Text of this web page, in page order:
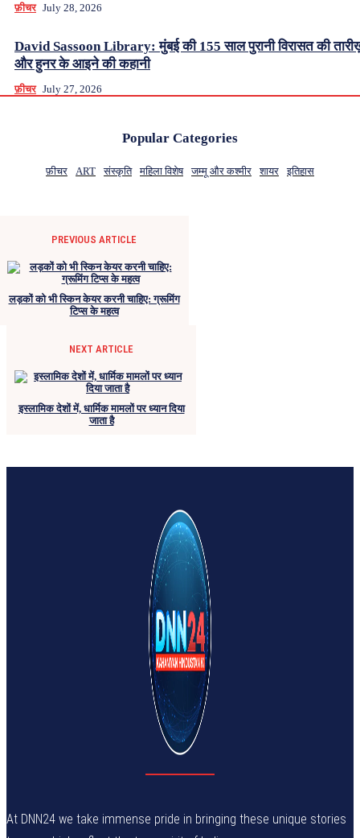
फ़ीचर July 28, 2026
David Sassoon Library: मुंबई की 155 साल पुरानी विरासत की
और हुनर के आइने की कहानी
फ़ीचर July 27, 2026
Popular Categories
फ़ीचर ART संस्कृति महिला विशेष जम्मू और कश्मीर शायर इतिहास
PREVIOUS ARTICLE
लड़कों को भी स्किन केयर करनी चाहिए: ग्रूमिंग
टिप्स के महत्व
NEXT ARTICLE
इस्लामिक देशों में, धार्मिक मामलों पर ध्यान दिया
जाता है
At DNN24 we take immense pride in bringing these unique stories